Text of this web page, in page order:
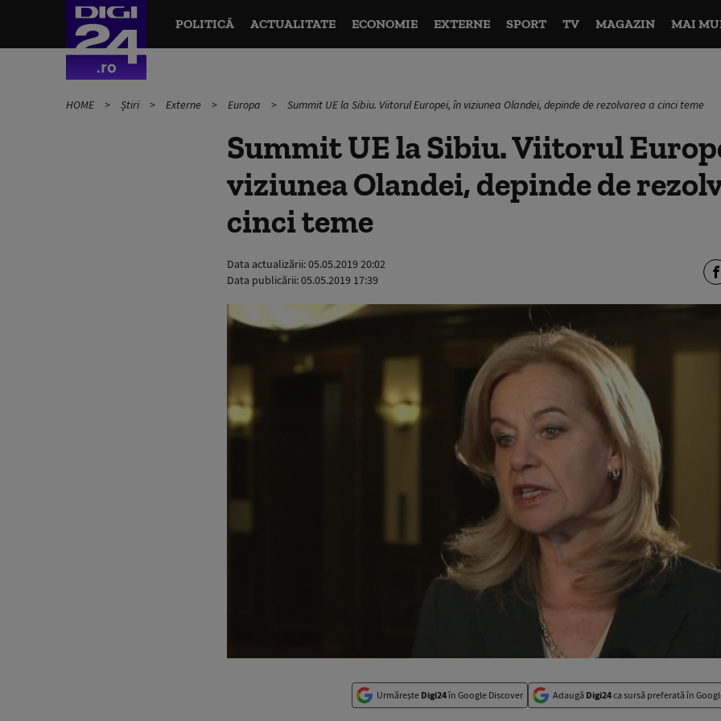
POLITICĂ ACTUALITATE ECONOMIE EXTERNE SPORT TV MAGAZIN MAI
HOME Știri Externe Europa Summit UE la Sibiu. Viitorul Europei, în viziunea Olandei, depinde de rezolvarea a cinci teme
Summit UE la Sibiu. Viitorul
viziunea Olandei, depinde de
cinci teme
Data actualizării:05.05.2019 20:02
Data publicării:05.05.2019 17:39
Urmărește Digi24în Google Discover Adaugă Digi24ca sursă preferată în